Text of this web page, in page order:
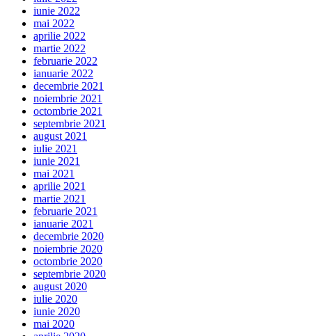
iunie 2022
mai 2022
aprilie 2022
martie 2022
februarie 2022
ianuarie 2022
decembrie 2021
noiembrie 2021
octombrie 2021
septembrie 2021
august 2021
iulie 2021
iunie 2021
mai 2021
aprilie 2021
martie 2021
februarie 2021
ianuarie 2021
decembrie 2020
noiembrie 2020
octombrie 2020
septembrie 2020
august 2020
iulie 2020
iunie 2020
mai 2020